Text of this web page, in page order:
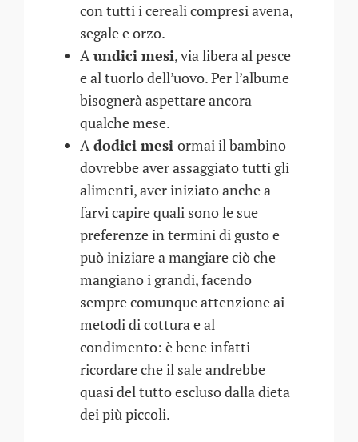
con tutti i cereali compresi avena,
segale e orzo.
Aundici mesi, via libera al pesce
e al tuorlo dell’uovo. Per l’albume
bisognerà aspettare ancora
qualche mese.
Adodici mesi ormai il bambino
dovrebbe aver assaggiato tutti gli
alimenti, aver iniziato anche a
farvi capire quali sono le sue
preferenze in termini di gusto e
può iniziare a mangiare ciò che
mangiano i grandi, facendo
sempre comunque attenzione ai
metodi di cottura e al
condimento: è bene infatti
ricordare che il sale andrebbe
quasi del tutto escluso dalla dieta
dei più piccoli.